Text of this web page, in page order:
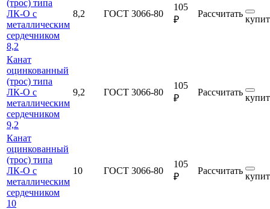
(трос) типа
ЛК-О с
металлическим
сердечником
8,2
8,2 ГОСТ 3066-80
105
₽
Рассчитать
Канат
оцинкованный
(трос) типа
ЛК-О с
металлическим
сердечником
9,2
9,2 ГОСТ 3066-80
105
₽
Рассчитать
Канат
оцинкованный
(трос) типа
ЛК-О с
металлическим
сердечником
10
10 ГОСТ 3066-80
105
₽
Рассчитать